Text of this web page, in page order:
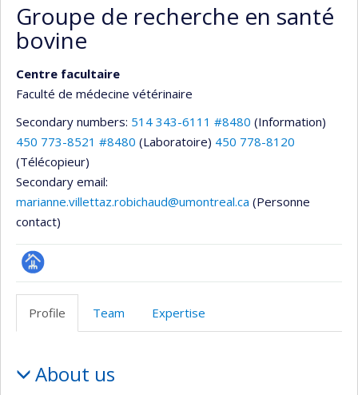
Groupe de recherche en santé
bovine
Centre facultaire
Faculté de médecine vétérinaire
Secondary numbers: 514 343-6111 #8480 (Information)
450 773-8521 #8480 (Laboratoire) 450 778-8120
(Télécopieur)
Secondary email:
marianne.villettaz.robichaud@umontreal.ca (Personne
contact)
Page
Facultaire
Profile Team Expertise
About us